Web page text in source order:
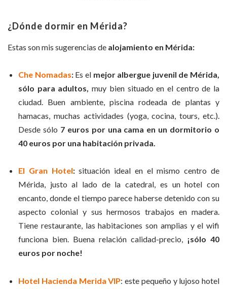
¿Dónde dormir en Mérida?
Estas son mis sugerencias de alojamiento en Mérida:
Che Nomadas:Es el mejor albergue juvenil de Mérida,
sólo para adultos, muy bien situado en el centro de la
ciudad. Buen ambiente, piscina rodeada de plantas y
hamacas, muchas actividades (yoga, cocina, tours, etc.).
Desde sólo 7 euros por una cama en un dormitorio o
40 euros por una habitación privada.
El Gran Hotel:situación ideal en el mismo centro de
Mérida, justo al lado de la catedral, es un hotel con
encanto, donde el tiempo parece haberse detenido con su
aspecto colonial y sus hermosos trabajos en madera.
Tiene restaurante, las habitaciones son amplias y el wifi
funciona bien. Buena relación calidad-precio, ¡sólo 40
euros por noche!
Hotel Hacienda Merida VIP: este pequeño y lujoso hotel